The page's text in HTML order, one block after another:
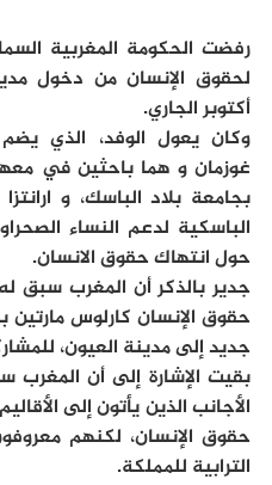
رفضت الحكومة المغربية
لحقوق الإنسان من دخول
أكتوبر الجاري.
وكان يعول الوفد، الذي
غوزمان و هما باحثين في
بجامعة بلاد الباسك، و
الباسكية لدعم النساء
حول انتهاك حقوق الانسان.
جدير بالذكر أن المغرب سبق
حقوق الإنسان كارلوس مارتين
جديد إلى مدينة العيون،
بقيت الإشارة إلى أن
الأجانب الذين يأتون إلى
حقوق الإنسان، لكنهم
الترابية للمملكة.